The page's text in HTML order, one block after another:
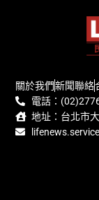
關於我們新聞聯絡
電話：
地址：台北市